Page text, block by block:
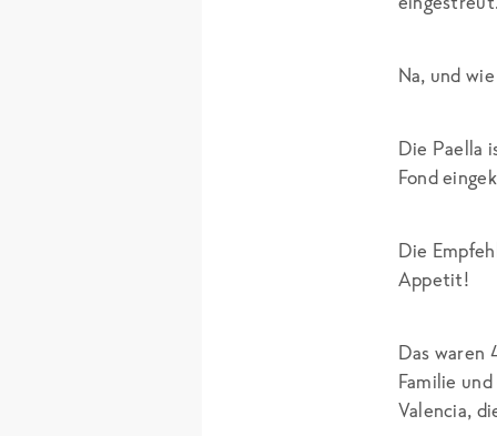
Na, und
Die Paella
Fond
Die
Appetit!
Das waren
Familie
Valencia,